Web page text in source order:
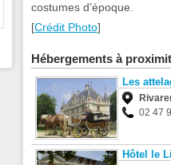
costumes d’époque.
[Crédit Photo]
Hébergements à
Les
02 47
Hôtel le